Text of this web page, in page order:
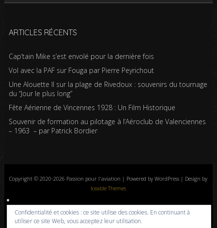
ARTICLES RÉCENTS
Cap’tain Mike s’est envolé pour la dernière fois
Vol avec la PAF sur Fouga par Pierre Peyrichout
Une Alouette II sur la plage de Rivedoux : souvenirs du tournage
du “Jour le plus long”
Fête Aérienne de Vincennes 1928 : Un Film Historique
Souvenir de formation au pilotage à l’Aéroclub de Valenciennes
– 1963 – par Patrick Bordier
Copyright © 2020-2026 Passion pour l'aviation | Powered by WordPress | Design by
Iceable Themes
Accueil Blog Albums photos Histoires de l’aviation
Contrôle aérien
Livres
Liens A propos Contact Politique de confidentialité
Confidentialité et cookies : ce site utilise des cookies. En continuant à
utiliser ce site Web, vous acceptez leur utilisation.